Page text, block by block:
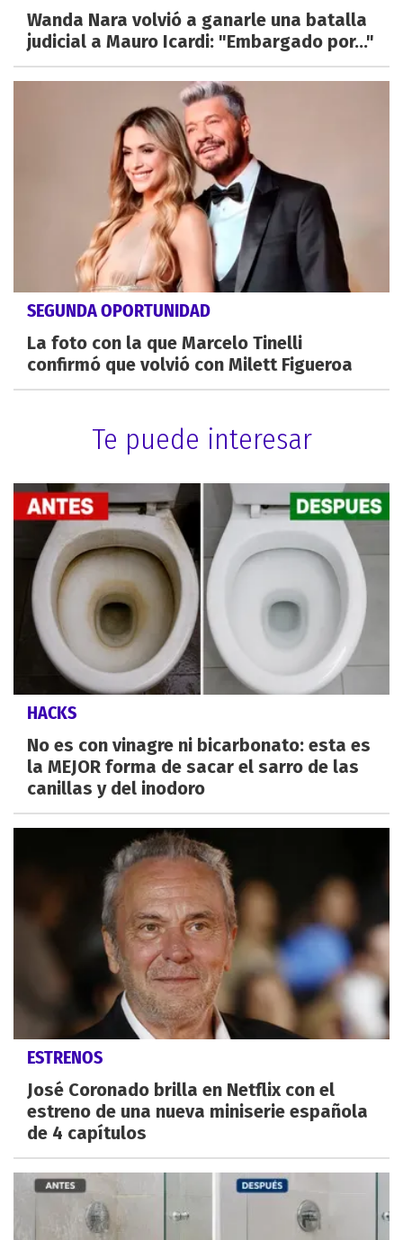
Wanda Nara volvió a ganarle una batalla
judicial a Mauro Icardi: "Embargado por..."
SEGUNDA OPORTUNIDAD
La foto con la que Marcelo Tinelli
confirmó que volvió con Milett Figueroa
Te puede interesar
HACKS
No es con vinagre ni bicarbonato: esta es
la MEJOR forma de sacar el sarro de las
canillas y del inodoro
ESTRENOS
José Coronado brilla en Netflix con el
estreno de una nueva miniserie española
de 4 capítulos